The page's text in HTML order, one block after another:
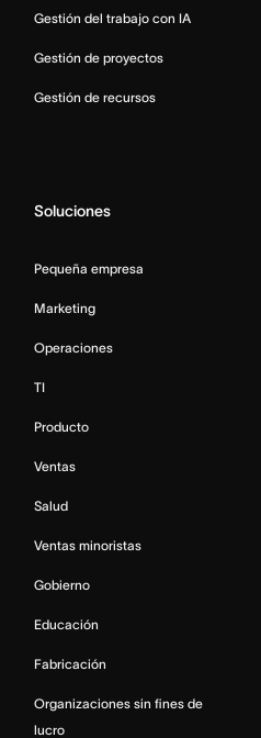
Gestión del trabajo con IA
Gestión de proyectos
Gestión de recursos
Soluciones
Pequeña empresa
Marketing
Operaciones
TI
Producto
Ventas
Salud
Ventas minoristas
Gobierno
Educación
Fabricación
Organizaciones sin fines de
lucro